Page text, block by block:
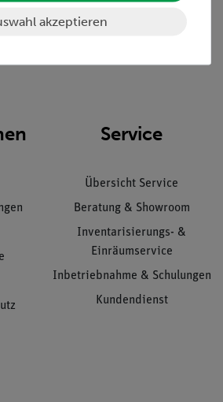
Service
Übersicht Service
Beratung & Showroom
Inventarisierungs- &
Einräumservice
Inbetriebnahme & Schulungen
Kundendienst
akzeptieren